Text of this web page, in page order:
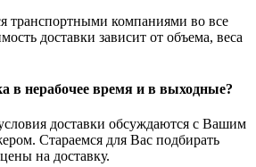
транспортными компаниями во все
доставки зависит от объема, веса
в нерабочее время и в выходные?
доставки обсуждаются с Вашим
Стараемся для Вас подбирать
на доставку.